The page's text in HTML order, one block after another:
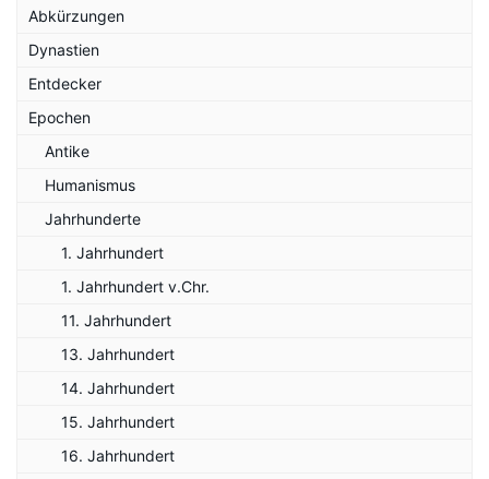
Abkürzungen
Dynastien
Entdecker
Epochen
Antike
Humanismus
Jahrhunderte
1. Jahrhundert
1. Jahrhundert v.Chr.
11. Jahrhundert
13. Jahrhundert
14. Jahrhundert
15. Jahrhundert
16. Jahrhundert